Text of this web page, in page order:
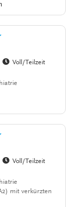
Voll/Teilzeit
Voll/Teilzeit
mit verkürzten